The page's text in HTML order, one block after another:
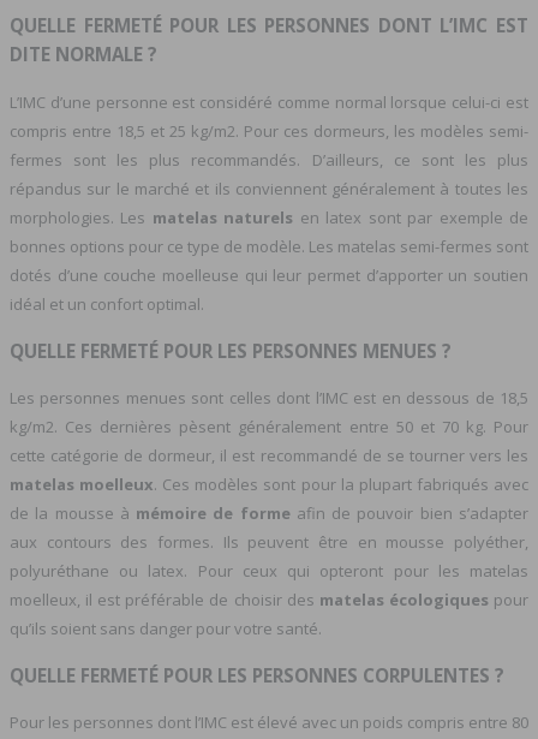
QUELLE FERMETÉ POUR LES PERSONNES DONT L’IMC EST
DITE NORMALE ?
L’IMC d’une personne est considéré comme normal lorsque celui-ci est
compris entre 18,5 et 25 kg/m2. Pour ces dormeurs, les modèles semi-
fermes sont les plus recommandés. D’ailleurs, ce sont les plus
répandus sur le marché et ils conviennent généralement à toutes les
morphologies. Les matelas naturels en latex sont par exemple de
bonnes options pour ce type de modèle. Les matelas semi-fermes sont
dotés d’une couche moelleuse qui leur permet d’apporter un soutien
idéal et un confort optimal.
QUELLE FERMETÉ POUR LES PERSONNES MENUES ?
Les personnes menues sont celles dont l’IMC est en dessous de 18,5
kg/m2. Ces dernières pèsent généralement entre 50 et 70 kg. Pour
cette catégorie de dormeur, il est recommandé de se tourner vers les
matelas moelleux. Ces modèles sont pour la plupart fabriqués avec
de la mousse à mémoire de formeafin de pouvoir bien s’adapter
aux contours des formes. Ils peuvent être en mousse polyéther,
polyuréthane ou latex. Pour ceux qui opteront pour les matelas
moelleux, il est préférable de choisir des matelas écologiques pour
qu’ils soient sans danger pour votre santé.
QUELLE FERMETÉ POUR LES PERSONNES CORPULENTES ?
Pour les personnes dont l’IMC est élevé avec un poids compris entre 80